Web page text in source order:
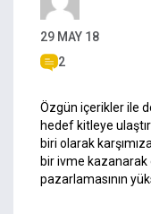
29 MAY 18
2
Özgün içerikler ile
hedef kitleye
biri olarak
bir ivme
pazarlamasının